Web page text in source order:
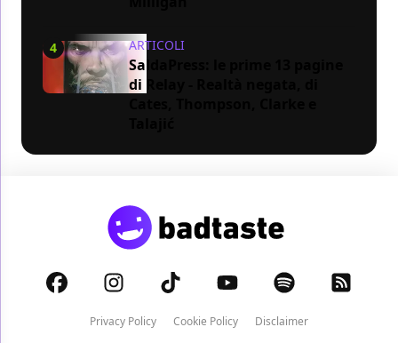
4 ARTICOLI
SaldaPress: le prime 13 pagine
di Relay - Realtà negata, di
Privacy Policy Cookie Policy
Disclaimer